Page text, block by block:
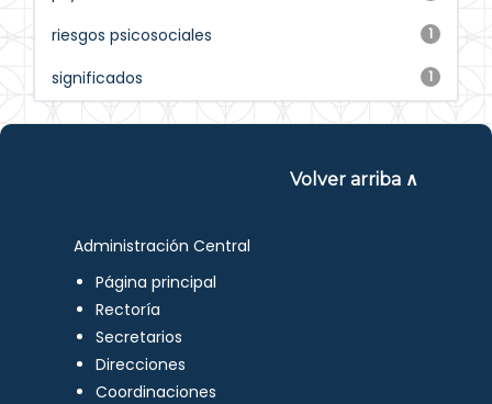
1
riesgos psicosociales
1
significados
Volver arriba ∧
Administración Central
Página principal
Rectoría
Secretarios
Direcciones
Coordinaciones